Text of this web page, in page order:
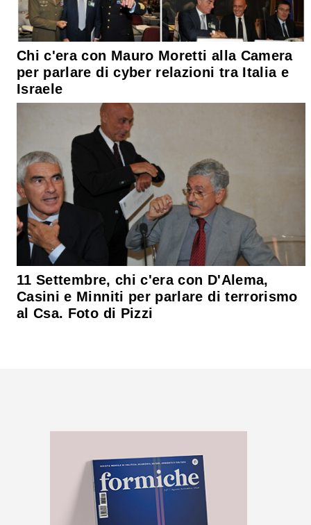
Chi c'era con Mauro Moretti alla Camera
per parlare di cyber relazioni tra Italia e
Israele
11 Settembre, chi c'era con D'Alema,
Casini e Minniti per parlare di terrorismo
al Csa. Foto di Pizzi